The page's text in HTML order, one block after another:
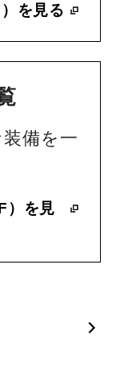
を見る
備を一
）を見